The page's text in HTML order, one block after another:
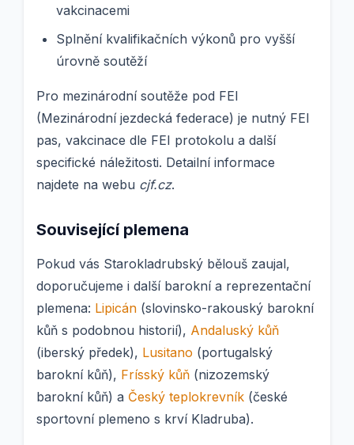
vakcinacemi
Splnění kvalifikačních výkonů pro vyšší
úrovně soutěží
Pro mezinárodní soutěže pod FEI
(Mezinárodní jezdecká federace) je nutný FEI
pas, vakcinace dle FEI protokolu a další
specifické náležitosti. Detailní informace
najdete na webu cjf.cz.
Související plemena
Pokud vás Starokladrubský bělouš zaujal,
doporučujeme i další barokní a reprezentační
plemena: Lipicán (slovinsko-rakouský barokní
kůň s podobnou historií), Andaluský kůň
(iberský předek), Lusitano (portugalský
barokní kůň), Frísský kůň (nizozemský
barokní kůň) a Český teplokrevník (české
sportovní plemeno s krví Kladruba).